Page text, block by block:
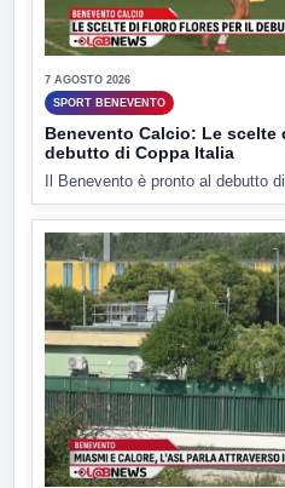
7 AGOSTO 2026
SPORT BENEVENTO
Benevento Calcio: Le scelte
debutto di Coppa Italia
Il Benevento è pronto al debutto